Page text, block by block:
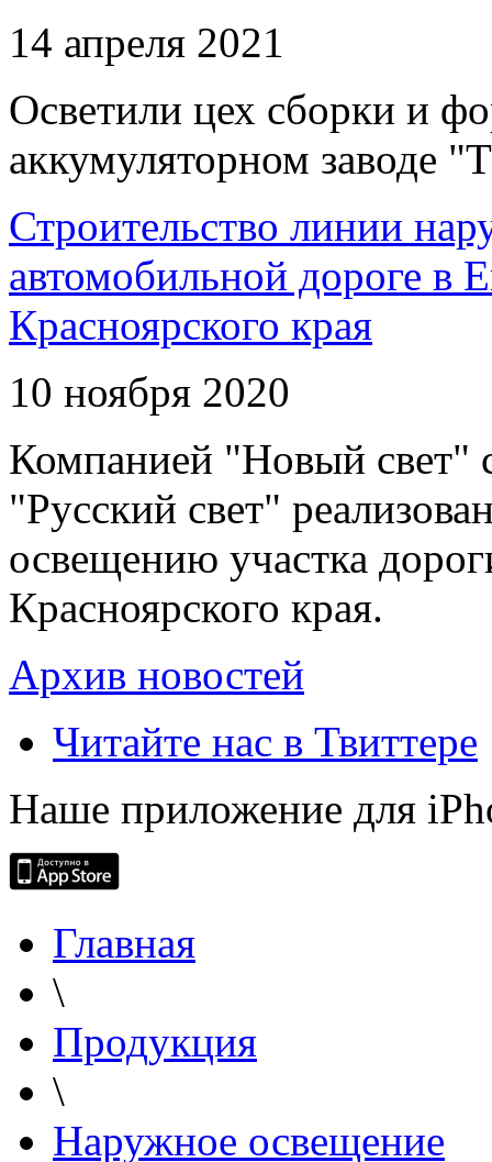
14 апреля 2021
Осветили цех сборки и
аккумуляторном заводе
Строительство линии
автомобильной дороге в
Красноярского края
10 ноября 2020
Компанией "Новый свет"
"Русский свет"
освещению участка
Красноярского края.
Архив новостей
Читайте нас в Твиттере
Наше приложение для
Главная
\
Продукция
\
Наружное освещение